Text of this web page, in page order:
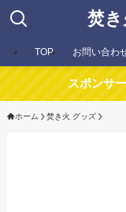
焚
TOP お問い合わ
スポンサ
ホーム 焚き火 グッズ